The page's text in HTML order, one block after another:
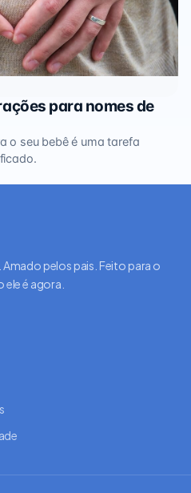
para nomes de
o seu bebê é uma tarefa
pelos pais. Feito para o
é agora.